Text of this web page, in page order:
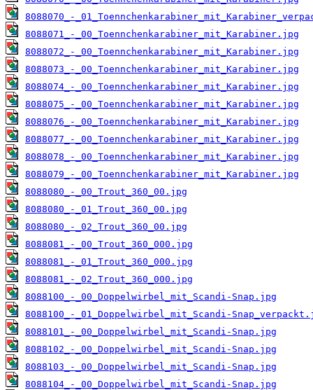
8088070_-
8088071_-_00_Toennchenkarabiner_mit_Karabiner.jpg
8088072_-_00_Toennchenkarabiner_mit_Karabiner.jpg
8088073_-_00_Toennchenkarabiner_mit_Karabiner.jpg
8088074_-_00_Toennchenkarabiner_mit_Karabiner.jpg
8088075_-_00_Toennchenkarabiner_mit_Karabiner.jpg
8088076_-_00_Toennchenkarabiner_mit_Karabiner.jpg
8088077_-_00_Toennchenkarabiner_mit_Karabiner.jpg
8088078_-_00_Toennchenkarabiner_mit_Karabiner.jpg
8088079_-_00_Toennchenkarabiner_mit_Karabiner.jpg
8088080_-_00_Trout_360_00.jpg
8088080_-_01_Trout_360_00.jpg
8088080_-_02_Trout_360_00.jpg
8088081_-_00_Trout_360_000.jpg
8088081_-_01_Trout_360_000.jpg
8088081_-_02_Trout_360_000.jpg
8088100_-_00_Doppelwirbel_mit_Scandi-Snap.jpg
8088100_-_01_Doppelwirbel_mit_Scandi-
8088101_-_00_Doppelwirbel_mit_Scandi-Snap.jpg
8088102_-_00_Doppelwirbel_mit_Scandi-Snap.jpg
8088103_-_00_Doppelwirbel_mit_Scandi-Snap.jpg
8088104_-_00_Doppelwirbel_mit_Scandi-Snap.jpg